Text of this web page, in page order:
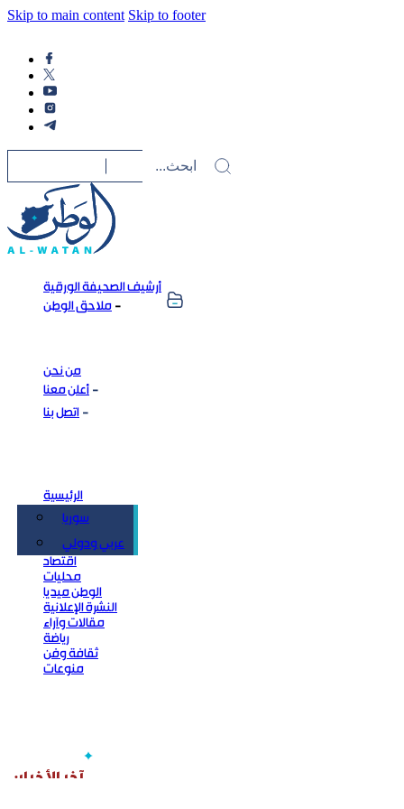
Skip to main content Skip to footer
أرشيف الصحيفة الورقية
ملاحق الوطن
من نحن
أعلن معنا
اتصل بنا
الرئيسية
سوريا
عربي ودولي
اقتصاد
محليات
الوطن ميديا
النشرة الإعلانية
مقالات وآراء
رياضة
ثقافة وفن
منوعات